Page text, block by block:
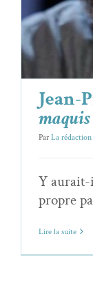
Jean-
maquis
ParLa rédaction
Y aurait-
propre
Lire la suite